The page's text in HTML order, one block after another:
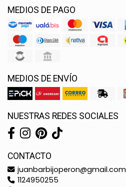
MEDIOS DE PAGO
MEDIOS DE ENVÍO
NUESTRAS REDES SOCIALES
CONTACTO
juanbarbijoperon@gmail.com
1124950255